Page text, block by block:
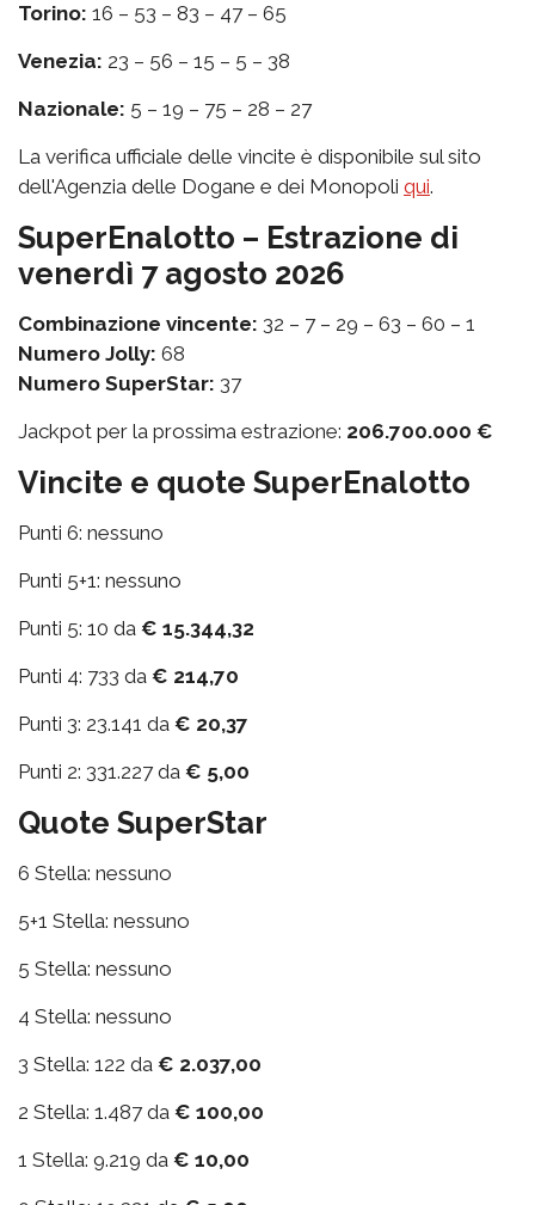
Torino: 16 – 53 – 83 – 47 – 65
Venezia: 23 – 56 – 15 – 5 – 38
Nazionale: 5 – 19 – 75 – 28 – 27
La verifica ufficiale delle vincite è disponibile sul sito
dell'Agenzia delle Dogane e dei Monopoli qui.
SuperEnalotto – Estrazione di
venerdì 7 agosto 2026
Combinazione vincente: 32 – 7 – 29 – 63 – 60 – 1
Numero Jolly: 68
Numero SuperStar: 37
Jackpot per la prossima estrazione: 206.700.000 €
Vincite e quote SuperEnalotto
Punti 6: nessuno
Punti 5+1: nessuno
Punti 5: 10 da € 15.344,32
Punti 4: 733 da € 214,70
Punti 3: 23.141 da € 20,37
Punti 2: 331.227 da € 5,00
Quote SuperStar
6 Stella: nessuno
5+1 Stella: nessuno
5 Stella: nessuno
4 Stella: nessuno
3 Stella: 122 da € 2.037,00
2 Stella: 1.487 da € 100,00
1 Stella: 9.219 da € 10,00